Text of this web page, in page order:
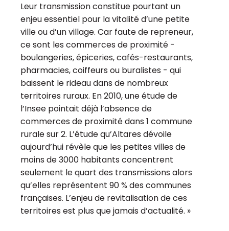
Leur transmission constitue pourtant un
enjeu essentiel pour la vitalité d’une petite
ville ou d’un village. Car faute de repreneur,
ce sont les commerces de proximité -
boulangeries, épiceries, cafés-restaurants,
pharmacies, coiffeurs ou buralistes - qui
baissent le rideau dans de nombreux
territoires ruraux. En 2010, une étude de
l’Insee pointait déjà l’absence de
commerces de proximité dans 1 commune
rurale sur 2. L’étude qu’Altares dévoile
aujourd’hui révèle que les petites villes de
moins de 3000 habitants concentrent
seulement le quart des transmissions alors
qu’elles représentent 90 % des communes
françaises. L’enjeu de revitalisation de ces
territoires est plus que jamais d’actualité. »